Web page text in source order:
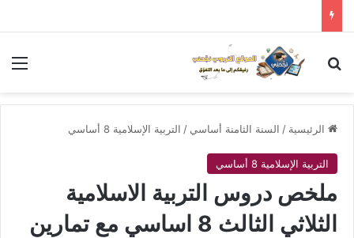
بحث عن
الرئيسية / السنة الثامنة أساسي / التربية الإسلامية 8 أساسي
التربية الإسلامية 8 أساسي
ملخص دروس التربية الاسلامية
الثلاثي الثالث 8 اساسي مع تمارين